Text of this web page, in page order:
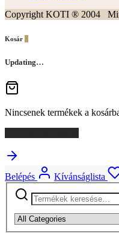
Copyright KOTI ® 2004
Kosár
Updating…
Nincsenek termékek a
Belépés Kívánságlista
Keresés
következőre: